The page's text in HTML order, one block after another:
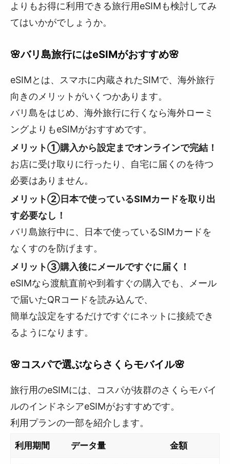
よりもお得に利用できる旅行用eSIMも検討してみ
てはいかがでしょうか。
🌸バリ島旅行にはeSIMがおすすめ🌸
eSIMとは、スマホに内蔵されたSIMで、海外旅行
向きのメリットがいくつかあります。
バリ島をはじめ、海外旅行に行くなら海外ローミ
ングよりもeSIMがおすすめです。
メリット①購入から設定までオンラインで完結！
お店に受け取りに行ったり、自宅に届くのを待つ
必要はありません。
メリット②日本で使っているSIMカードを取り出
す必要なし！
バリ島旅行中に、日本で使っているSIMカードを
なくすのを防げます。
メリット③購入後にメールですぐに届く！
eSIMなら渡航直前や到着すぐの購入でも、メール
で届いたQRコードを読み込んで、
簡単な設定をするだけですぐにネットに接続でき
るようになります。
🌸コスパで選ぶならさくらモバイル🌸
旅行用のeSIMには、コスパが抜群のさくらモバイ
ルのインドネシアeSIMがおすすめです。
利用プランの一部を紹介します。
利用期間 データ量 金額